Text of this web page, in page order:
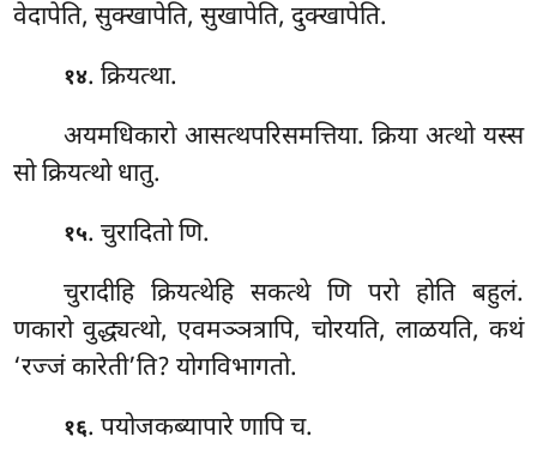
वेदापेति, सुक्खापेति, सुखापेति, दुक्खापेति.
१४. क्रियत्था.
अयमधिकारो आसत्थपरिसमत्तिया. क्रिया अत्थो यस्स
सो क्रियत्थो धातु.
१५. चुरादितो णि.
चुरादीहि क्रियत्थेहि सकत्थे णि परो होति बहुलं.
णकारो वुद्ध्यत्थो, एवमञ्ञत्रापि, चोरयति, लाळयति, कथं
‘रज्जं कारेती’ति? योगविभागतो.
१६. पयोजकब्यापारे णापि च.